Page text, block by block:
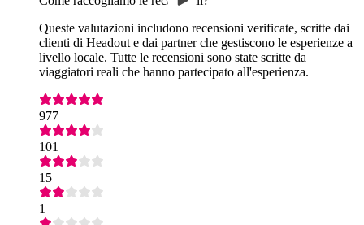
Queste valutazioni includono recensioni verificate, scritte dai
clienti di Headout e dai partner che gestiscono le esperienze a
livello locale. Tutte le recensioni sono state scritte da
viaggiatori reali che hanno partecipato all'esperienza.
977
101
15
1